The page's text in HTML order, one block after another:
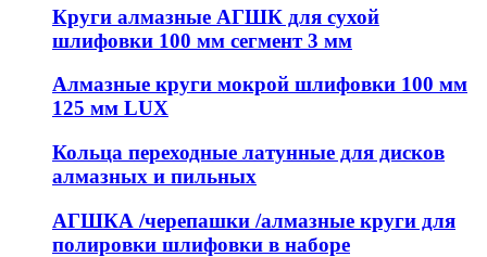
Круги алмазные АГШК для сухой
шлифовки 100 мм сегмент 3 мм
Алмазные круги мокрой шлифовки 100 мм
125 мм LUX
Кольца переходные латунные для дисков
алмазных и пильных
АГШКА /черепашки /алмазные круги для
полировки шлифовки в наборе